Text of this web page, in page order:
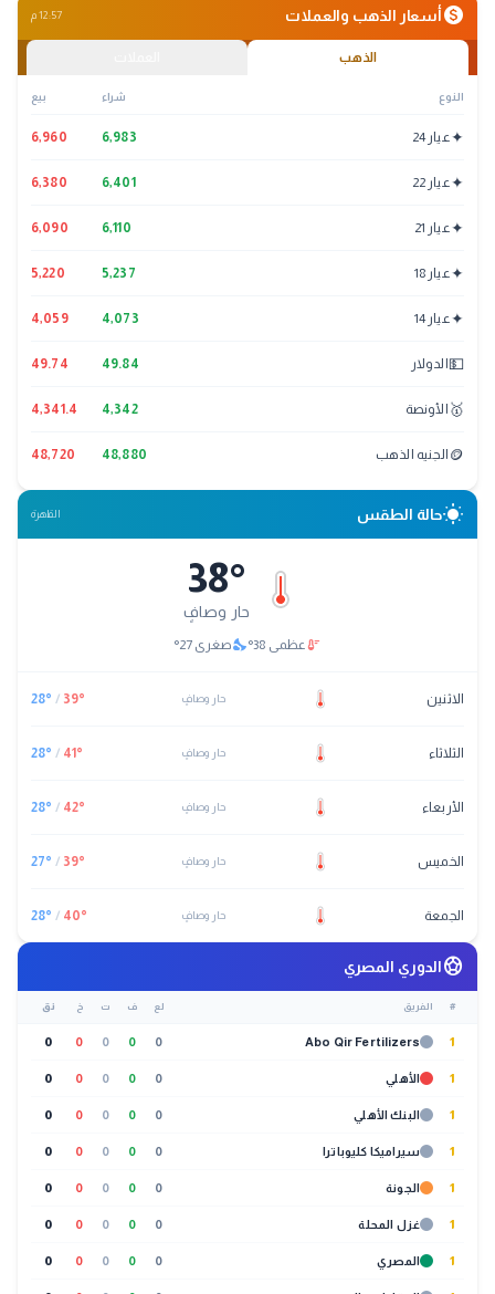
monetization_onأسعار الذهب والعملات 12:57 م
الذهب
النوع شراء بيع
✦ عيار 24 6,983
6,960
✦ عيار 22 6,401
6,380
✦ عيار 21 6,110
6,090
✦ عيار 18 5,237
5,220
✦ عيار 14 4,073
4,059
💵الدولار 49.84
49.74
🥇 الأونصة 4,342
4,341.4
🪙 الجنيه الذهب 48,880
48,720
wb_sunnyحالة الطقس القاهرة
38°
حار وصافٍ
thermostat عظمى 38
°
nights_stayصغرى 27
°
الاثنين حار وصافٍ 39°
/
28°
الثلاثاء حار وصافٍ 41°
/
28°
الأربعاء حار وصافٍ 42°
/
28°
الخميس حار وصافٍ 39°
/
27°
الجمعة حار وصافٍ 40°
/
28°
sports_soccerالدوري المصري
# الفريق لع ف ت خ نق
1
Abo Qir Fertilizers
0
0
0
0
0
1 الأهلي 0
0
0
0
0
1 البنك الأهلي 0
0
0
0
0
1 سيراميكا كليوباترا 0
0
0
0
0
1 الجونة 0
0
0
0
0
1 غزل المحلة 0
0
0
0
0
1 المصري 0
0
0
0
0